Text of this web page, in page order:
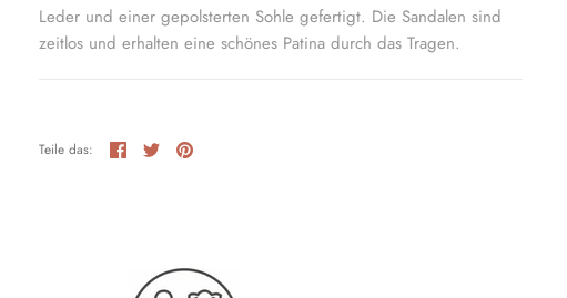
Leder und einer gepolsterten Sohle gefertigt. Die Sandalen sind
zeitlos und erhalten eine schönes Patina durch das Tragen.
Teile das: TeilenTwitternPinnen